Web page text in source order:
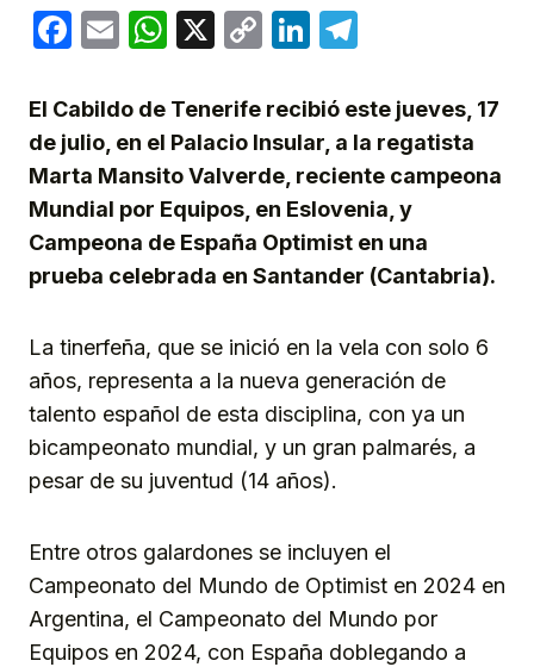
Facebook
EmailWhatsApp
X
CopyLinkedIn
El Cabildo de Tenerife recibió este jueves, 17
de julio, en el Palacio Insular, a la regatista
Marta Mansito Valverde, reciente campeona
Mundial por Equipos, en Eslovenia, y
Campeona de España Optimist en una
prueba celebrada en Santander (Cantabria).
La tinerfeña, que se inició en la vela con solo 6
años, representa a la nueva generación de
talento español de esta disciplina, con ya un
bicampeonato mundial, y un gran palmarés, a
pesar de su juventud (14 años).
Entre otros galardones se incluyen el
Campeonato del Mundo de Optimist en 2024 en
Argentina, el Campeonato del Mundo por
Equipos en 2024, con España doblegando a